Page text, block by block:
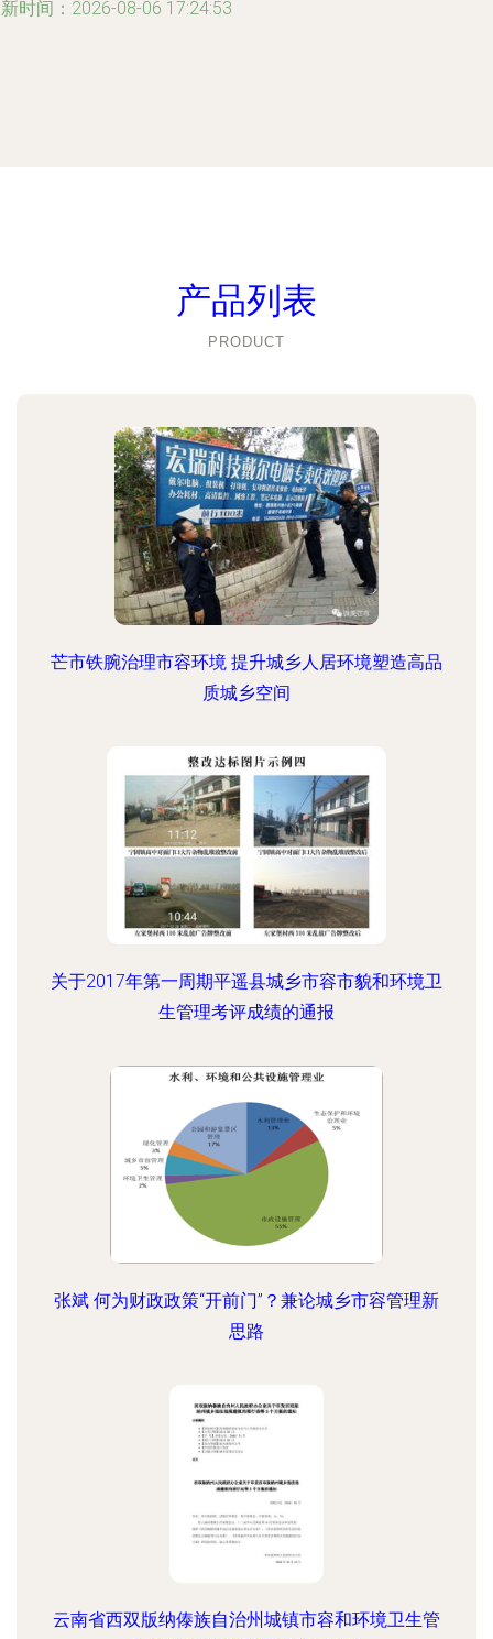
时间：2026-08-06 17:24:53
产品列表
PRODUCT
芒市铁腕治理市容环境 提升城乡人居环境塑造高品
质城乡空间
关于2017年第一周期平遥县城乡市容市貌和环境卫
生管理考评成绩的通报
张斌 何为财政政策“开前门”？兼论城乡市容管理新
思路
云南省西双版纳傣族自治州城镇市容和环境卫生管